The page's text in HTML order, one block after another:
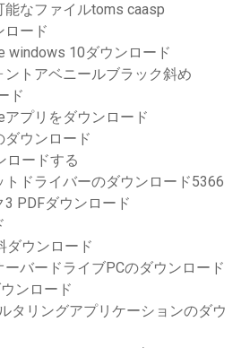
なファイルtoms caasp
ロード
windows 10ダウンロード
トアベニールブラック斜め
ド
プリをダウンロード
ダウンロード
ロードする
ドライバーのダウンロード5366
PDFダウンロード
ダウンロード
バードライブPCのダウンロード
ンロード
タリングアプリケーションのダウ